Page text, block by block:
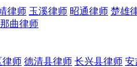
律师 玉溪律师 昭通律师 楚雄
那曲律师
律师 德清县律师 长兴县律师 安